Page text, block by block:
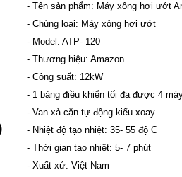
- Tên sản phẩm: Máy xông hơi ướt
- Chủng loại: Máy xông hơi ướt
- Model: ATP- 120
- Thương hiệu: Amazon
- Công suất: 12kW
- 1 bảng điều khiển tối đa được 4
- Van xả cặn tự động kiểu xoay
- Nhiệt độ tạo nhiệt: 35- 55 độ C
- Thời gian tạo nhiệt: 5- 7 phút
- Xuất xứ: Việt Nam